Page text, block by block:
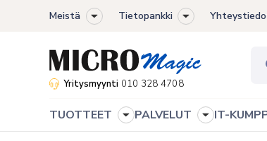
Meistä
Toggle
menu
Tietopankki
Toggle
menu
Yritysmyynti 010 328 4708
TUOTTEET
Toggle
PALVELUT
Toggle
IT-